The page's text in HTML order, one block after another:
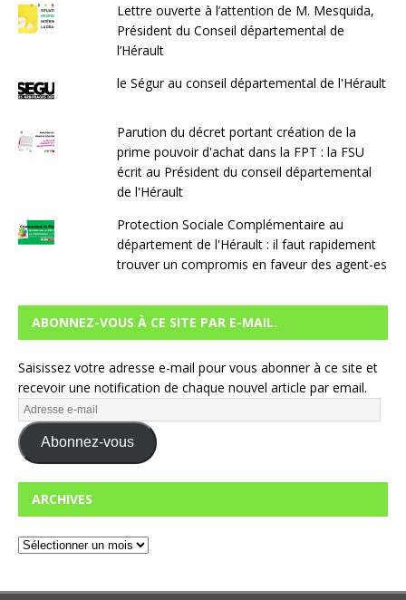
Lettre ouverte à l’attention de M. Mesquida,
Président du Conseil départemental de
l’Hérault
le Ségur au conseil départemental de l'Hérault
Parution du décret portant création de la
prime pouvoir d'achat dans la FPT : la FSU
écrit au Président du conseil départemental
de l'Hérault
Protection Sociale Complémentaire au
département de l'Hérault : il faut rapidement
trouver un compromis en faveur des agent-es
ABONNEZ-VOUS À CE SITE PAR E-MAIL.
Saisissez votre adresse e-mail pour vous abonner à ce site et
recevoir une notification de chaque nouvel article par email.
Abonnez-vous
ARCHIVES